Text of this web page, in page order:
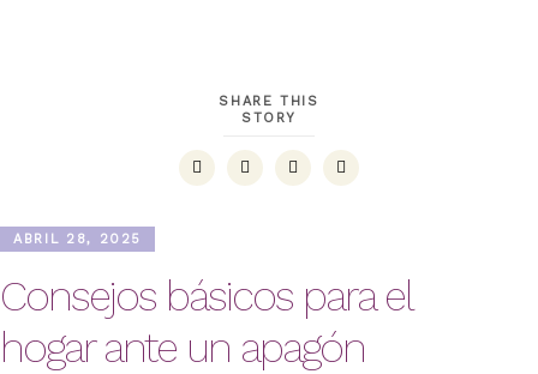
SHARE THIS
STORY
ABRIL 28, 2025
Consejos básicos para el
hogar ante un apagón